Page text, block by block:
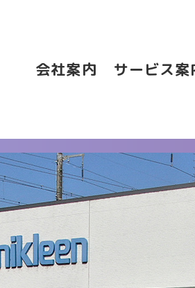
会社案内 サービス案